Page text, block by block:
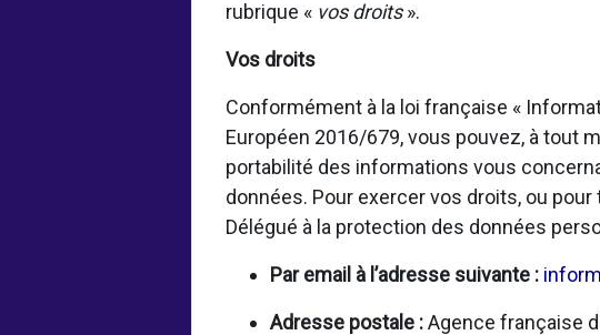
rubrique « vos droits».
Vos droits
Conformément à la loi française «
Européen 2016/679, vous pouvez, à tout
portabilité des informations vous
données. Pour exercer vos droits, ou
Délégué à la protection des données
Par email à l’adresse suivante :
Adresse postale :Agence française